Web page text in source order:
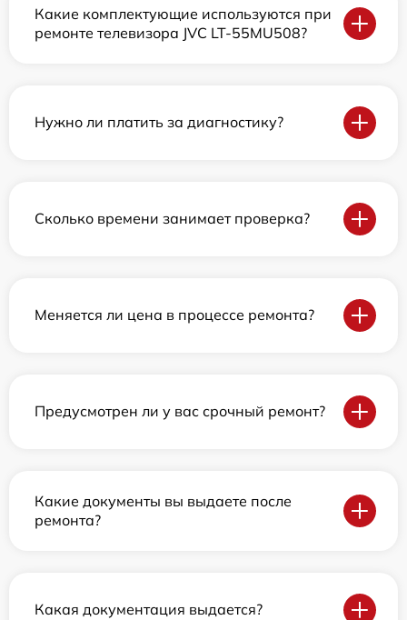
Какие комплектующие используются при
ремонте телевизора JVC LT-55MU508?
Нужно ли платить за диагностику?
Сколько времени занимает проверка?
Меняется ли цена в процессе ремонта?
Предусмотрен ли у вас срочный ремонт?
Какие документы вы выдаете после
ремонта?
Какая документация выдается?